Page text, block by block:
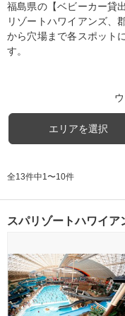
福島県の【ベビーカー貸
リゾートハワイアンズ、
から穴場まで各スポット
す。
エリアを選択
全13件中1〜10件
スパリゾートハワイア